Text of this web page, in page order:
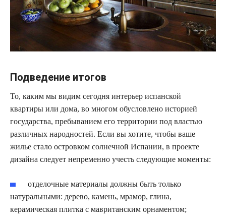
Подведение итогов
То, каким мы видим сегодня интерьер испанской
квартиры или дома, во многом обусловлено историей
государства, пребыванием его территории под властью
различных народностей. Если вы хотите, чтобы ваше
жилье стало островком солнечной Испании, в проекте
дизайна следует непременно учесть следующие моменты:
отделочные материалы должны быть только
натуральными: дерево, камень, мрамор, глина,
керамическая плитка с мавританским орнаментом;